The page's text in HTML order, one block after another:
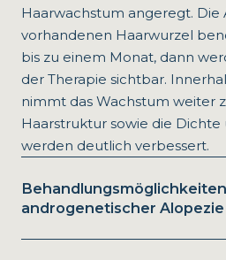
Haarwachstum angeregt. Die
vorhandenen Haarwurzel
bis zu einem Monat, dann
der Therapie sichtbar.
nimmt das Wachstum weiter
Haarstruktur sowie die Dichte
werden deutlich verbessert.
androgenetischer Alopezie